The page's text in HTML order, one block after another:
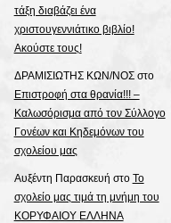
τάξη διαβάζει ένα
χριστουγεννιάτικο βιβλίο!
Ακούστε τους!
ΔΡΑΜΙΣΙΩΤΗΣ ΚΩΝ/ΝΟΣστο
Επιστροφή στα θρανία!!! –
Καλωσόρισμα από τον Σύλλογο
Γονέων και Κηδεμόνων του
σχολείου μας
Αυξέντη Παρασκευή στο Το
σχολείο μας τιμά τη μνήμη του
ΚΟΡΥΦΑΙΟΥ ΕΛΛΗΝΑ